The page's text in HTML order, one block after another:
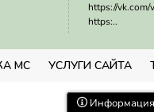
https://vk.com/
https:..
МС УСЛУГИ САЙТА